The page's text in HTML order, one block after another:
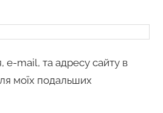
e-mail, та адресу сайту в
моїх подальших